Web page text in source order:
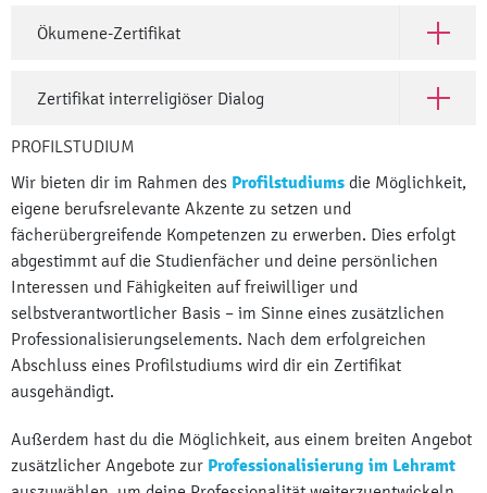
Ökumene-Zertifikat Open
Zertifikat interreligiöser Dialog Open
PROFILSTUDIUM
Wir bieten dir im Rahmen des Profilstudiums die Möglichkeit,
eigene berufsrelevante Akzente zu setzen und
fächerübergreifende Kompetenzen zu erwerben. Dies erfolgt
abgestimmt auf die Studienfächer und deine persönlichen
Interessen und Fähigkeiten auf freiwilliger und
selbstverantwortlicher Basis – im Sinne eines zusätzlichen
Professionalisierungselements. Nach dem erfolgreichen
Abschluss eines Profilstudiums wird dir ein Zertifikat
ausgehändigt.
Außerdem hast du die Möglichkeit, aus einem breiten Angebot
zusätzlicher Angebote zur Professionalisierung im Lehramt